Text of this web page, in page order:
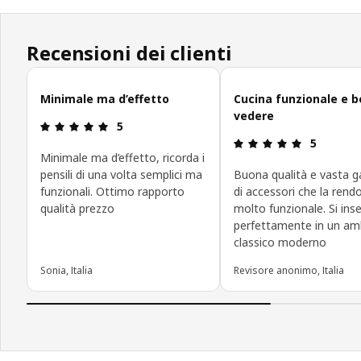
Recensioni dei clienti
Salta le recensioni
Minimale ma d’effetto
Recensione: 5 di 5 stelle.
5
Minimale ma d’effetto, ricorda i
pensili di una volta semplici ma
funzionali. Ottimo rapporto
qualità prezzo
Sonia, Italia
Cucina funzionale e
vedere
5
Buona qualità e vasta
di accessori che la
molto funzionale. Si
perfettamente in un
classico moderno
Revisore anonimo, Italia